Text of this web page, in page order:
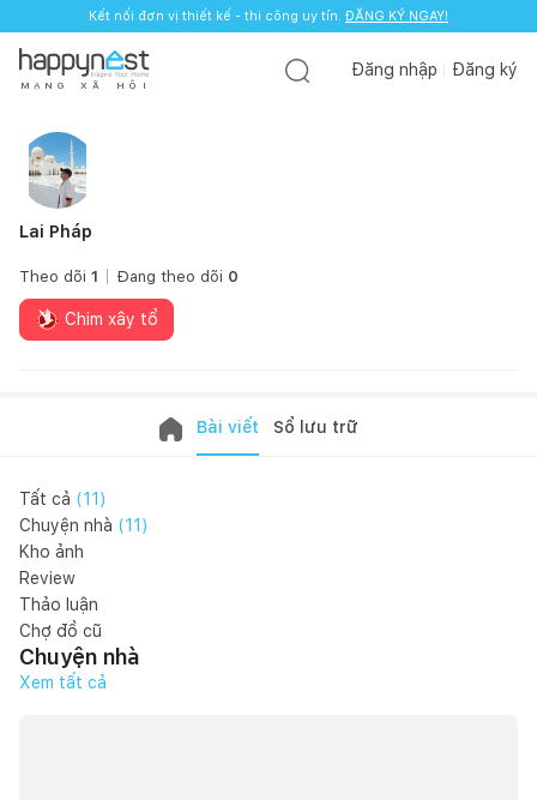
Kết nối đơn vị thiết kế - thi công uy tín. ĐĂNG KÝ NGAY!
M Ạ N G X Ã H Ộ I
Đăng nhập Đăng ký
Lai Pháp
Theo dõi 1 Đang theo dõi 0
Chim xây tổ
Bài viết Sổ lưu trữ
Tất cả (11 )
Chuyện nhà (11 )
Kho ảnh
Review
Thảo luận
Chợ đồ cũ
Chuyện nhà
Xem tất cả